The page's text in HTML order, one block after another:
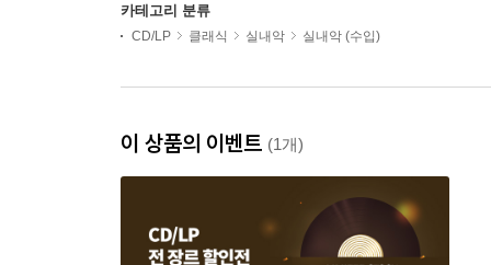
카테고리 분류
CD/LP 클래식 실내악 실내악 (수입)
이 상품의 이벤트 (1개)